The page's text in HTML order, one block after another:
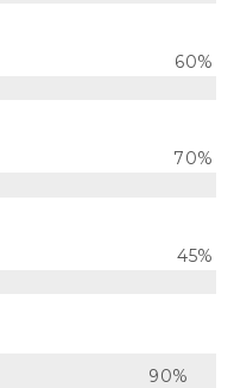
60%
70%
45%
90%